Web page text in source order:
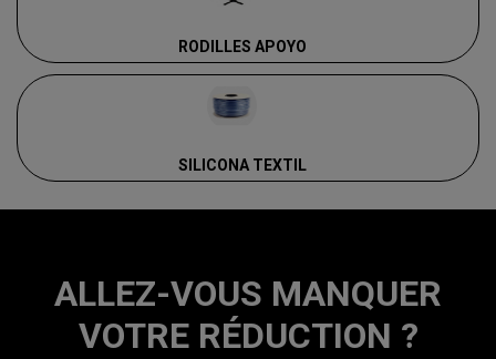
RODILLES APOYO
SILICONA TEXTIL
ALLEZ-VOUS MANQUER
VOTRE RÉDUCTION ?